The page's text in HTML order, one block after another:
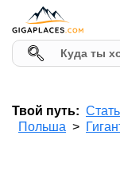
Твой путь:
Польша